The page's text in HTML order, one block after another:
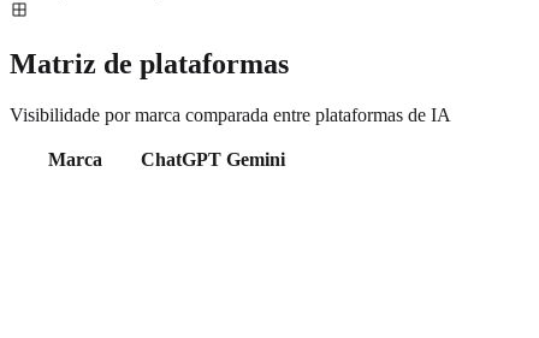
Matriz de plataformas
Visibilidade por marca comparada entre plataformas de IA
Marca ChatGPT Gemini